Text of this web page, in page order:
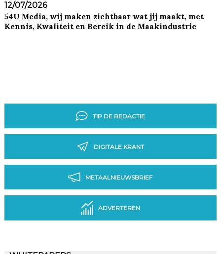
12/07/2026
54U Media, wij maken zichtbaar wat jij maakt, met
Kennis, Kwaliteit en Bereik in de Maakindustrie
TIP DE REDACTIE
DIGITALE KRANT
METAALNIEUWSBRIEF
ADVERTEREN